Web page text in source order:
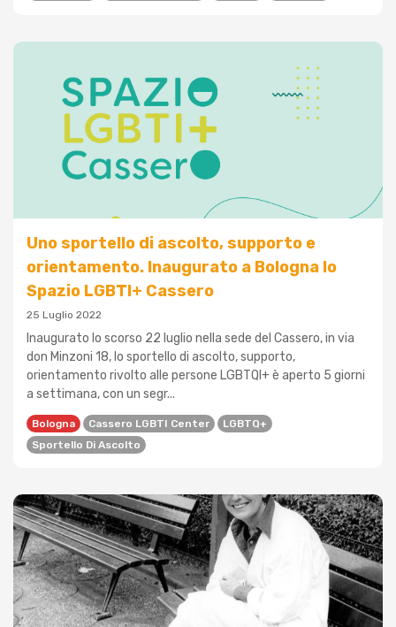
Uno sportello di ascolto, supporto e
orientamento. Inaugurato a Bologna lo
Spazio LGBTI+ Cassero
25 Luglio 2022
Inaugurato lo scorso 22 luglio nella sede del Cassero, in via
don Minzoni 18, lo sportello di ascolto, supporto,
orientamento rivolto alle persone LGBTQI+ è aperto 5 giorni
a settimana, con un segr...
Bologna Cassero LGBTI Center
LGBTQ+
Sportello Di Ascolto